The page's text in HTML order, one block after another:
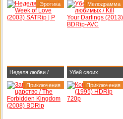
Неделя любви /
Week of Love (2003)
SATRip | P
Эротика
Убей своих
любимых / Kill Your
Darlings (2013)
Мелодрамма
Приключения Приключения